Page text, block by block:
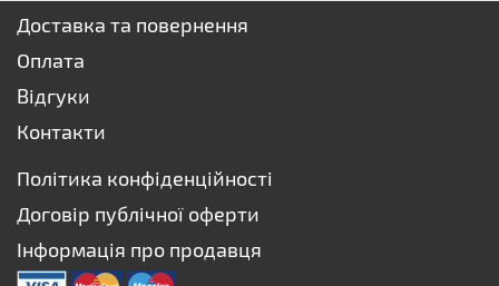
Доставка та повернення
Оплата
Відгуки
Контакти
Політика конфіденційності
Договір публічної оферти
Інформація про продавця